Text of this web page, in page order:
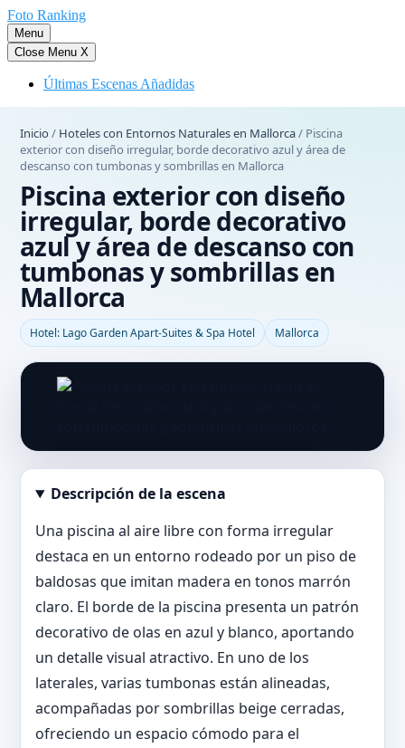
Saltar
al
contenido
Foto Ranking
Menu
Close Menu X
Últimas Escenas Añadidas
Inicio / Hoteles con Entornos Naturales en Mallorca/ Piscina
exterior con diseño irregular, borde decorativo azul y área de
descanso con tumbonas y sombrillas en Mallorca
Piscina exterior con diseño
irregular, borde decorativo
azul y área de descanso con
tumbonas y sombrillas en
Mallorca
Hotel: Lago Garden Apart-Suites & Spa Hotel Mallorca
Abrir imagen en tamaño completo
Descripción de la escena
Una piscina al aire libre con forma irregular
destaca en un entorno rodeado por un piso de
baldosas que imitan madera en tonos marrón
claro. El borde de la piscina presenta un patrón
decorativo de olas en azul y blanco, aportando
un detalle visual atractivo. En uno de los
laterales, varias tumbonas están alineadas,
acompañadas por sombrillas beige cerradas,
ofreciendo un espacio cómodo para el